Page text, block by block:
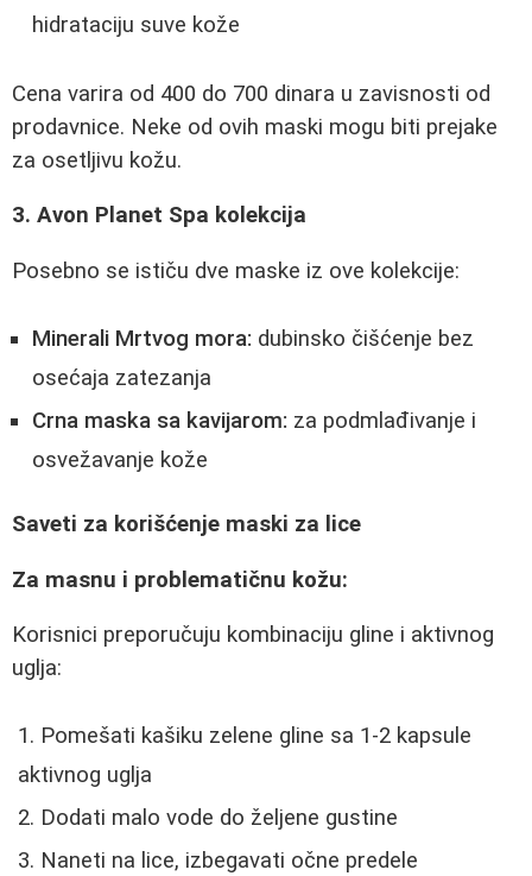
hidrataciju suve kože
Cena varira od 400 do 700 dinara u zavisnosti od
prodavnice. Neke od ovih maski mogu biti prejake
za osetljivu kožu.
3. Avon Planet Spa kolekcija
Posebno se ističu dve maske iz ove kolekcije:
Minerali Mrtvog mora: dubinsko čišćenje bez
osećaja zatezanja
Crna maska sa kavijarom: za podmlađivanje i
osvežavanje kože
Saveti za korišćenje maski za lice
Za masnu i problematičnu kožu:
Korisnici preporučuju kombinaciju gline i aktivnog
uglja:
Pomešati kašiku zelene gline sa 1-2 kapsule
aktivnog uglja
Dodati malo vode do željene gustine
Naneti na lice, izbegavati očne predele